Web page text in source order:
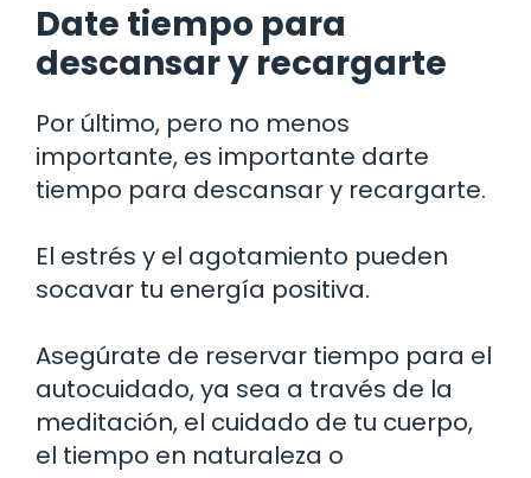
Date tiempo para
descansar y recargarte
Por último, pero no menos
importante, es importante darte
tiempo para descansar y recargarte.
El estrés y el agotamiento pueden
socavar tu energía positiva.
Asegúrate de reservar tiempo para el
autocuidado, ya sea a través de la
meditación, el cuidado de tu cuerpo,
el tiempo en naturaleza o